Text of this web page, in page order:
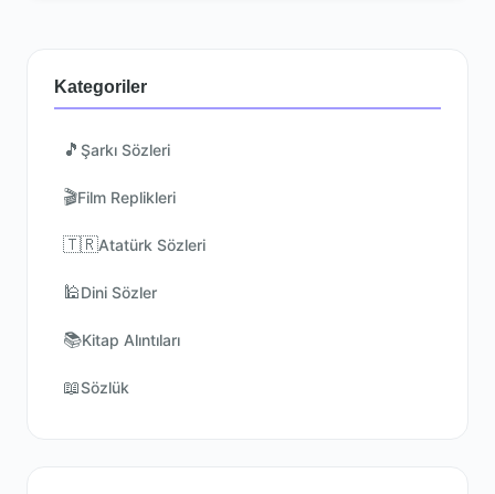
Kategoriler
🎵 Şarkı Sözleri
🎬Film Replikleri
🇹🇷Atatürk Sözleri
🕌Dini Sözler
📚Kitap Alıntıları
📖Sözlük